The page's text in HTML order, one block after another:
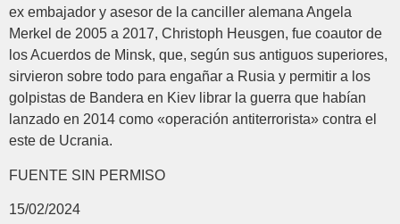
ex embajador y asesor de la canciller alemana Angela
Merkel de 2005 a 2017, Christoph Heusgen, fue coautor de
los Acuerdos de Minsk, que, según sus antiguos superiores,
sirvieron sobre todo para engañar a Rusia y permitir a los
golpistas de Bandera en Kiev librar la guerra que habían
lanzado en 2014 como «operación antiterrorista» contra el
este de Ucrania.
FUENTE SIN PERMISO
15/02/2024